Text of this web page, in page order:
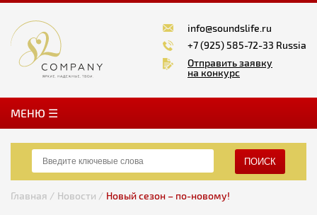
info@soundslife.ru
+7 (925) 585-72-33 Russia
Отправить заявку
на конкурс
MЕНЮ ☰
ПОИСК
Главная / Новости / Новый сезон – по-новому!